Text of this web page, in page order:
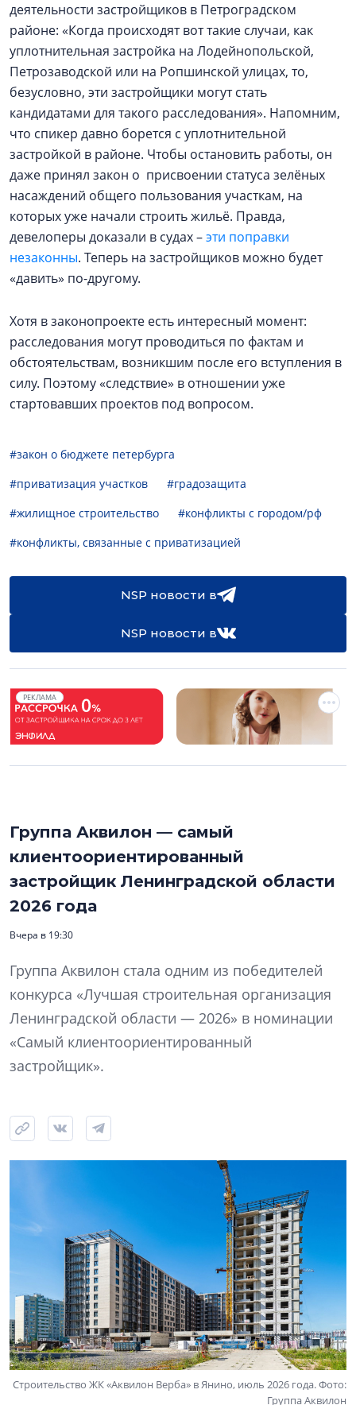
деятельности застройщиков в Петроградском
районе: «Когда происходят вот такие случаи, как
уплотнительная застройка на Лодейнопольской,
Петрозаводской или на Ропшинской улицах, то,
безусловно, эти застройщики могут стать
кандидатами для такого расследования». Напомним,
что спикер давно борется с уплотнительной
застройкой в районе. Чтобы остановить работы, он
даже принял закон о присвоении статуса зелёных
насаждений общего пользования участкам, на
которых уже начали строить жильё. Правда,
девелоперы доказали в судах –эти поправки
незаконны. Теперь на застройщиков можно будет
«давить» по-другому.
Хотя в законопроекте есть интересный момент:
расследования могут проводиться по фактам и
обстоятельствам, возникшим после его вступления в
силу. Поэтому «следствие» в отношении уже
стартовавших проектов под вопросом.
#закон о бюджете петербурга
#приватизация участков
#градозащита
#жилищное строительство
#конфликты с городом/рф
#конфликты, связанные с приватизацией
NSP новости в
NSP новости в
РЕКЛАМА
Группа Аквилон — самый
клиентоориентированный
застройщик Ленинградской области
2026 года
Вчера в 19:30
Группа Аквилон стала одним из победителей
конкурса «Лучшая строительная организация
Ленинградской области — 2026» в номинации
«Самый клиентоориентированный
застройщик».
Строительство ЖК «Аквилон Верба» в Янино, июль 2026 года. Фото:
Группа Аквилон